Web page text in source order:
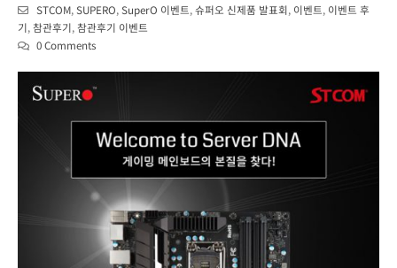
STCOM,SUPERO,SuperO 이벤트,슈퍼오 신제품 발표회, 이벤트, 이벤트 후
기,참관후기,참관후기 이벤트
0 Comments